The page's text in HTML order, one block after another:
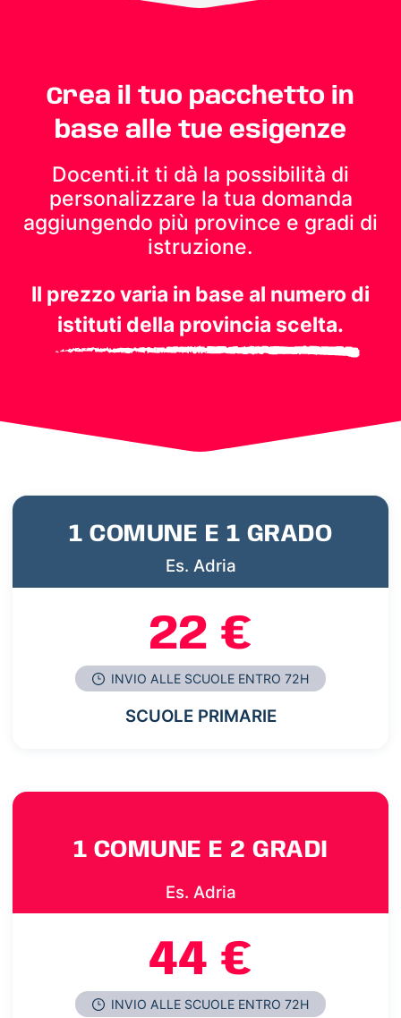
Crea il tuo pacchetto in
base alle tue esigenze
Docenti.it ti dà la possibilità di
personalizzare la tua domanda
aggiungendo più province e gradi di
istruzione.
Il prezzo varia in base al numero di
istituti della provincia scelta.
1 COMUNE E 1 GRADO
Es. Adria
22 €
INVIO ALLE SCUOLE ENTRO 72H
SCUOLE PRIMARIE
1 COMUNE E 2 GRADI
Es. Adria
44 €
INVIO ALLE SCUOLE ENTRO 72H